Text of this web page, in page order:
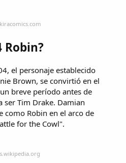
Robin?
el personaje establecido
Brown, se convirtió en el
breve período antes de
ser Tim Drake. Damian
como Robin en el arco de
for the Cowl".